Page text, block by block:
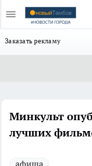
Заказать рекламу
Минкульт
лучших